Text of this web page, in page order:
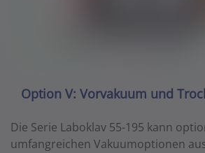
Option V: Vorvakuum und
Die Serie Laboklav 55-195 kann
umfangreichen Vakuumoptionen